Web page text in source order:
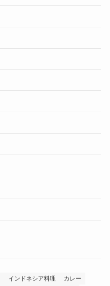
インドネシア料理
カレー